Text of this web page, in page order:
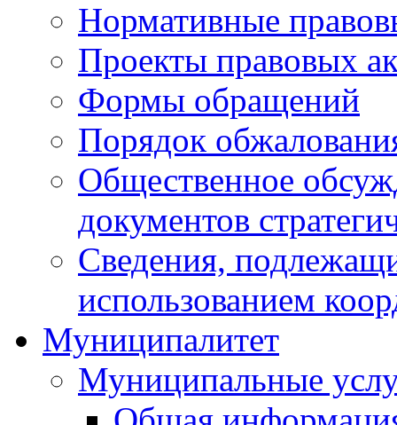
Нормативные
Проекты правовых
Формы обращений
Порядок
Общественное
документов
Сведения,
использованием
Муниципалитет
Муниципальные